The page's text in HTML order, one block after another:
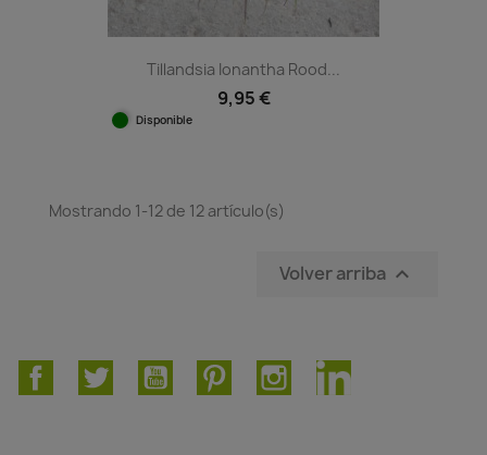
Tillandsia Ionantha Rood...
9,95 €
Disponible
Mostrando 1-12 de 12 artículo(s)
Volver arriba 
FacebookTwitter YouTube PinterestInstagramLinkedIn